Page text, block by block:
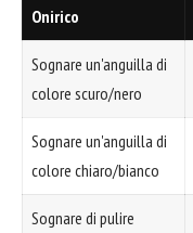
Onirico
Sognare un'anguilla di
colore scuro/nero
Sognare un'anguilla di
colore chiaro/bianco
Sognare di pulire